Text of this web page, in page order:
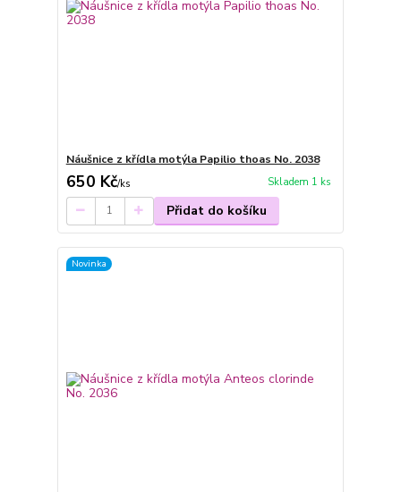
Náušnice z křídla motýla Papilio thoas No. 2038
650 Kč/ks Skladem 1 ks
Přidat do košíku
Novinka